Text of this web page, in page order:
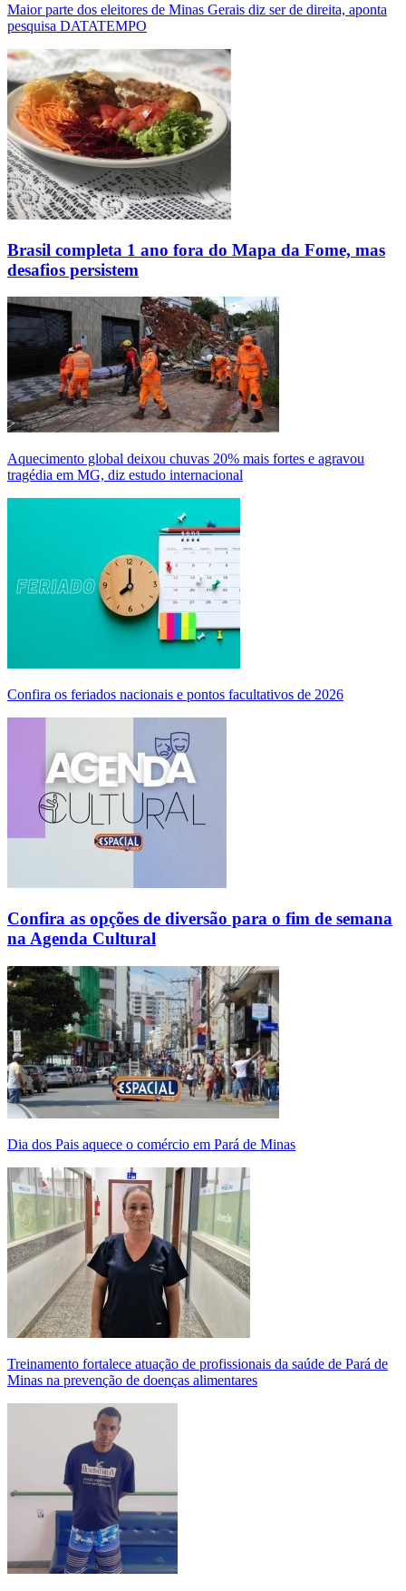
Maior parte dos eleitores de Minas Gerais diz ser de direita, aponta
pesquisa DATATEMPO
Brasil completa 1 ano fora do Mapa da Fome, mas
desafios persistem
Aquecimento global deixou chuvas 20% mais fortes e agravou
tragédia em MG, diz estudo internacional
Confira os feriados nacionais e pontos facultativos de 2026
Confira as opções de diversão para o fim de semana
na Agenda Cultural
Dia dos Pais aquece o comércio em Pará de Minas
Treinamento fortalece atuação de profissionais da saúde de Pará de
Minas na prevenção de doenças alimentares